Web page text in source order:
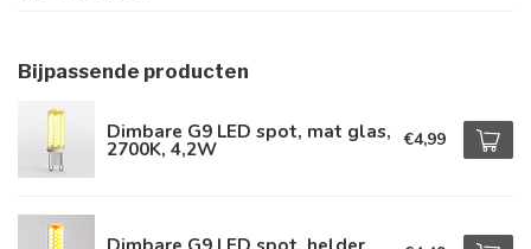
Bijpassende producten
Dimbare G9 LED spot, mat glas,
2700K, 4,2W €4,99